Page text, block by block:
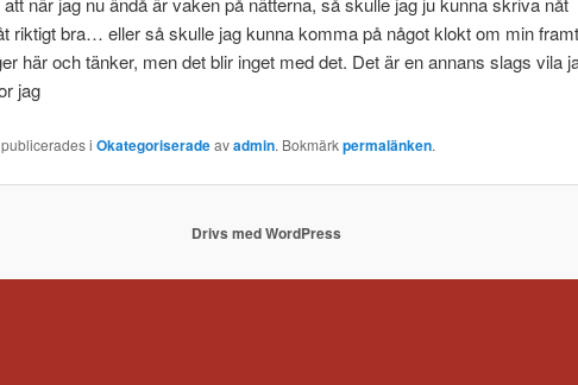
riktigt bra… eller så skulle jag kunna komma på något klokt om min
här och tänker, men det blir inget med det. Det är en annans slags vila
jag
i Okategoriseradeavadmin. Bokmärkpermalänken.
Drivs med WordPress